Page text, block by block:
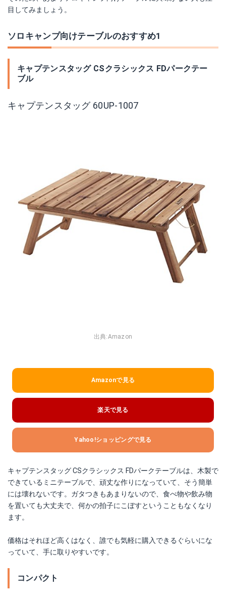
目してみましょう。
ソロキャンプ向けテーブルのおすすめ1
キャプテンスタッグ CSクラシックス FDパークテー
ブル
キャプテンスタッグ 60UP-1007
出典:Amazon
Amazonで見る
楽天で見る
Yahoo!ショッピングで見る
キャプテンスタッグ CSクラシックス FDパークテーブルは、木製で
できているミニテーブルで、頑丈な作りになっていて、そう簡単
には壊れないです。ガタつきもあまりないので、食べ物や飲み物
を置いても大丈夫で、何かの拍子にこぼすということもなくなり
ます。
価格はそれほど高くはなく、誰でも気軽に購入できるぐらいにな
っていて、手に取りやすいです。
コンパクト